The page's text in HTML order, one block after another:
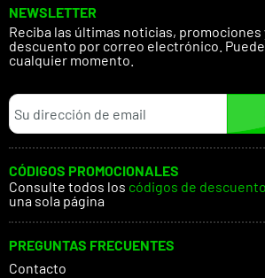
NEWSLETTER
Reciba las últimas noticias, promociones
descuento por correo electrónico.
cualquier momento.
CÓDIGOS PROMOCIONALES
Consulte todos los códigos de descuento
una sola página
PREGUNTAS FRECUENTES
Contacto